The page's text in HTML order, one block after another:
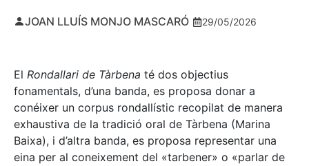
JOAN LLUÍS MONJO MASCARÓ 29/05/2026
El Rondallari de Tàrbena té dos objectius
fonamentals, d’una banda, es proposa donar a
conéixer un corpus rondallístic recopilat de manera
exhaustiva de la tradició oral de Tàrbena (Marina
Baixa), i d’altra banda, es proposa representar una
eina per al coneixement del «tarbener» o «parlar de